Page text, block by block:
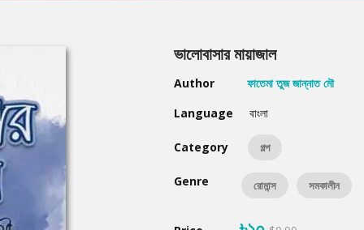
Humayun Ahmed
Mouri Morium
Hot & New
ভালোবাসার মায়াজাল
Author
ফাতেমা তুজ জান্নাত মৌ
Language
বাংলা
Category গল্প
Genre রোমান্স সমকালীন